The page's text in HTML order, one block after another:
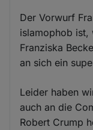
Der Vorwurf
islamophob ist,
Franziska
an sich ein
Leider haben
auch an die
Robert Crump